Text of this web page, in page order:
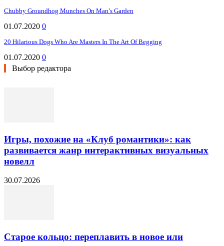
Chubby Groundhog Munches On Man’s Garden
01.07.2020 0
20 Hilarious Dogs Who Are Masters In The Art Of Begging
01.07.2020 0
Выбор редактора
Игры, похожие на «Клуб романтики»: как
развивается жанр интерактивных визуальных
новелл
30.07.2026
Старое кольцо: переплавить в новое или